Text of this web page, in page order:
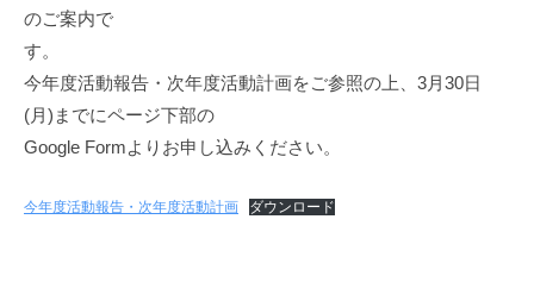
者
支
協
のご案内で
す。
今年度活動報告・次年度活動計画をご参照の上、3月30日
(月)までにページ下部の
Google Formよりお申し込みください。
今年度活動報告・次年度活動計画 ダウンロード